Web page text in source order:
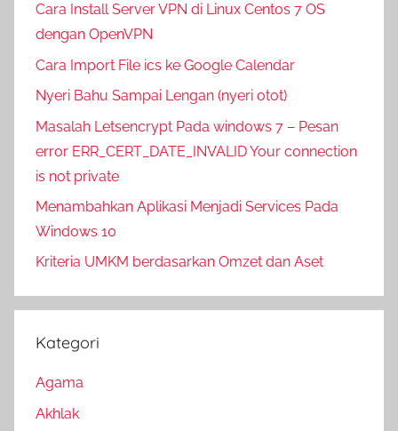
Cara Install Server VPN di Linux Centos 7 OS
dengan OpenVPN
Cara Import File ics ke Google Calendar
Nyeri Bahu Sampai Lengan (nyeri otot)
Masalah Letsencrypt Pada windows 7 – Pesan
error ERR_CERT_DATE_INVALID Your connection
is not private
Menambahkan Aplikasi Menjadi Services Pada
Windows 10
Kriteria UMKM berdasarkan Omzet dan Aset
Kategori
Agama
Akhlak